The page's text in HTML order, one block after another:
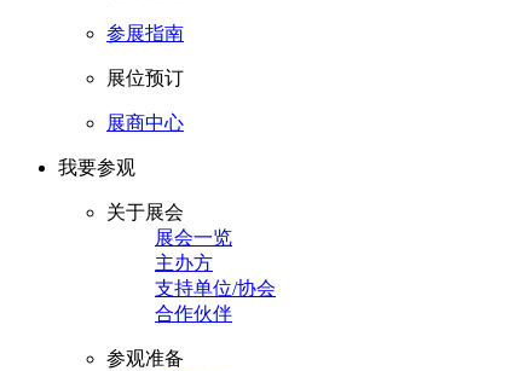
参展指南
展位预订
展商中心
我要参观
关于展会
展会一览
主办方
支持单位/协会
合作伙伴
参观准备